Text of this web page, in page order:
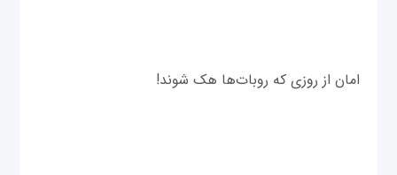
امان از روزی که روبات‌ها هک شوند!